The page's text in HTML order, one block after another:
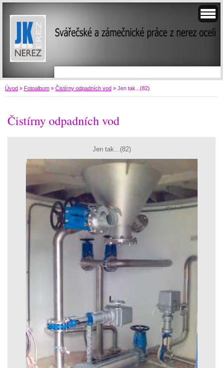
Úvod » Fotoalbum » Čistírny odpadních vod » Jen tak...(82)
Čistírny odpadních vod
Jen tak...(82)